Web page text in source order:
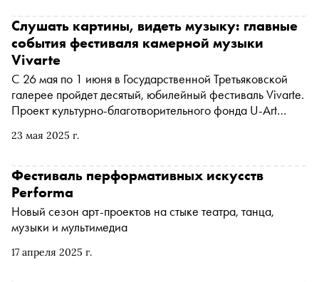
Президент фестиваля, меценат и коллекционер
современного искусства Ивета Манашерова
рассказала «Снобу» о программе этого года и о том, как
выстраивается творческий диалог с музыкантами и
сотрудниками Третьяковки
23 мая 2025 г.
Слушать картины, видеть музыку: главные
события фестиваля камерной музыки
Vivarte
C 26 мая по 1 июня в Государственной Третьяковской
галерее пройдет десятый, юбилейный фестиваль Vivarte.
Проект культурно-благотворительного фонда U-Art
между музыкой, звучащей в залах, и шедеврами
современных зрителей и слушателей. «Сноб»
рассказывает, что послушать и посмотреть на фестивале
в этом году
17 апреля 2025 г.
Фестиваль перформативных искусств
Performa
Новый сезон арт-проектов на стыке театра, танца,
музыки и мультимедиа